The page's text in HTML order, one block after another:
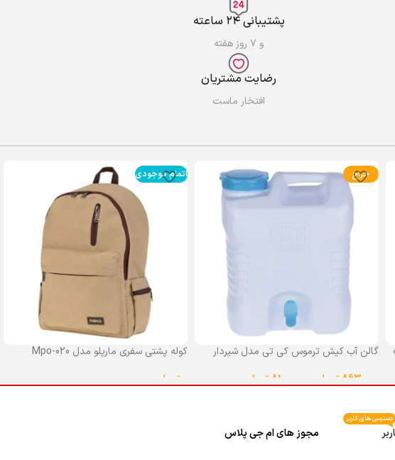
پشتیبانی ۲۴ ساعته
و ۷ روز هفته
رضایت مشتریان
افتخار ماست
حراج
گالن آب کیش ترموس کی تی مدل شیردار
863,000 تومان 810,000 تومان
اتمام موجودی
کوله پشتی سفری مارپلو مدل Mpo-020
تومان
دسترسی های کاربر
مجوز های ام جی پلاس